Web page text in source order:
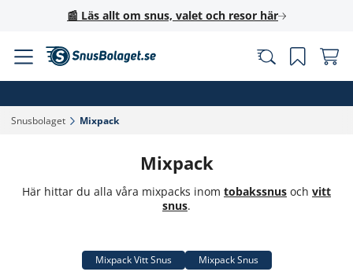
📰 Läs allt om snus, valet och resor här
Snusbolaget‎ Mixpack‎
Mixpack
Här hittar du alla våra mixpacks inom tobakssnus och vitt
snus.
Mixpack Vitt Snus Mixpack Snus